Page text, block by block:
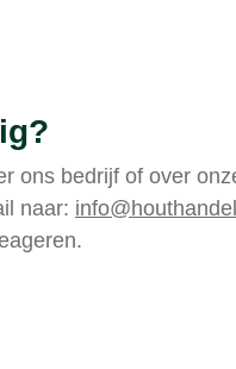
ons bedrijf of over
naar: